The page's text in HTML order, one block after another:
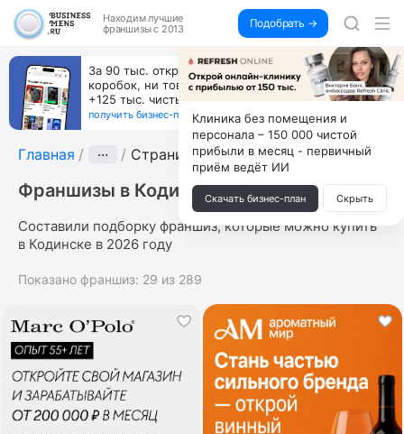
Находим лучшие
франшизы с 2013
Подобрать →
За 90 тыс. открой магазин на Авито, дома ни
коробок, ни товара, ни склада, зато каждый месяц
+125 тыс. чистыми
получить бизнес-план ↓
Главная ··· Страница 3
Франшизы в Кодинске
Составили подборку франшиз, которые можно купить
в Кодинске в 2026 году
Показано франшиз: 29 из 289
Клиника без помещения и
персонала – 150 000 чистой
прибыли в месяц - первичный
приём ведёт ИИ
Скачать бизнес-план Скрыть